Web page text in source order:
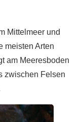
Mittelmeer und
meisten Arten
am Meeresboden
zwischen Felsen